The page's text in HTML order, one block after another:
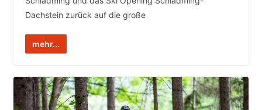
Dachstein zurück auf die große
mehr...